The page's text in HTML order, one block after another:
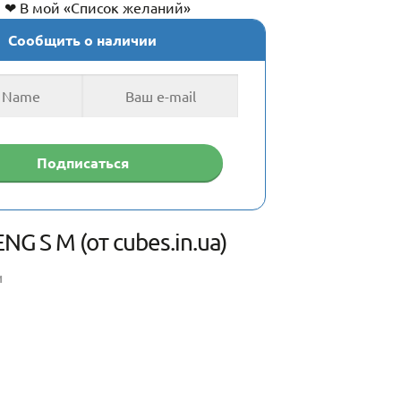
❤ В мой «Список желаний»
S M (от cubes.in.ua)
Сообщить о наличии